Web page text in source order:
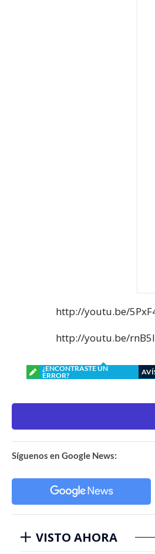
http://youtu.be/
http://youtu.be/
¿ENCONTRASTE UN
ERROR?
Síguenos en Google News:
VISTO AHORA